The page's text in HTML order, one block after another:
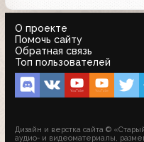
О проекте
Помочь сайту
Обратная связь
Топ пользователей
Дизайн и верстка сайта ©
аудио- и видеоматериалы,